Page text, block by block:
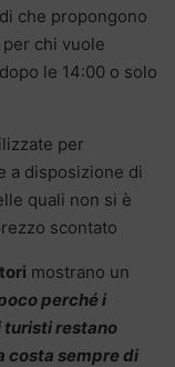
che propongono
per chi vuole
le 14:00 o solo
per
a disposizione di
quali non si è
scontato
mostrano un
perché i
turisti restano
costa sempre di